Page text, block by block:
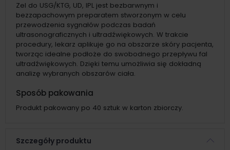
Zel do USG/KTG, UD, IPL jest bezbarwnym i
bezzapachowym preparatem stworzonym w celu
przewodzenia sygnałów podczas badań
ultrasonograficznych i ultradźwiękowych. W trakcie
procedury, lekarz aplikuje go na obszarze skóry pacjenta,
tworząc idealne podłoże do swobodnego przepływu fal
ultradźwiękowych. Dzięki temu umożliwia się dokładną
analizę wybranych obszarów ciała.
Sposób pakowania
Produkt pakowany po 40 sztuk w karton zbiorczy.
Szczegóły produktu